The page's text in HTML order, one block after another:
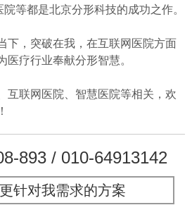
等都是北京分形科技的成功之作。
，突破在我，在互联网医院方面
医疗行业奉献分形智慧。
联网医院、智慧医院等相关，欢
893 / 010-64913142
针对我需求的方案